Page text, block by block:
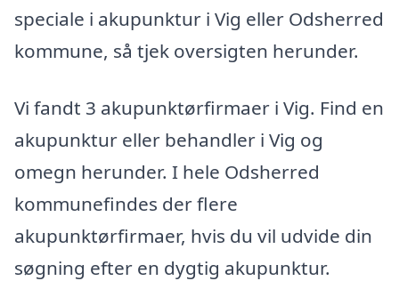
speciale i akupunktur i Vig eller Odsherred
kommune, så tjek oversigten herunder.
Vi fandt 3 akupunktørfirmaer i Vig. Find en
akupunktur eller behandler i Vig og
omegn herunder. I hele Odsherred
kommunefindes der flere
akupunktørfirmaer, hvis du vil udvide din
søgning efter en dygtig akupunktur.